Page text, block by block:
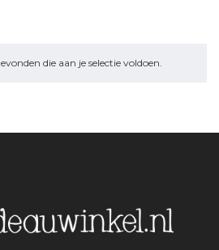
die aan je selectie voldoen.